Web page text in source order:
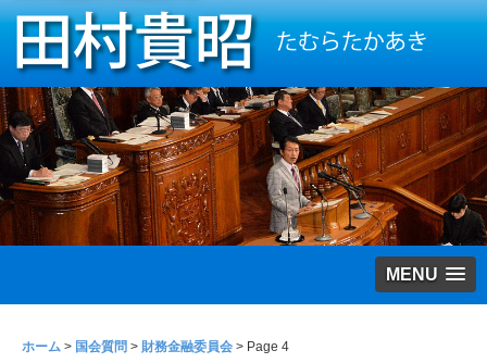
MENU
ホーム > 国会質問 > 財務金融委員会 > Page 4